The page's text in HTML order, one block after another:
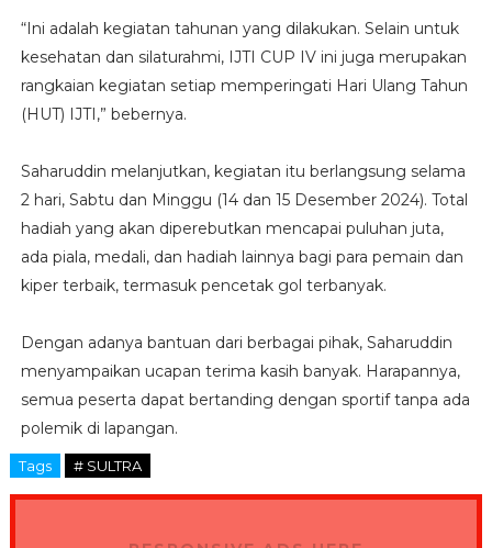
“Ini adalah kegiatan tahunan yang dilakukan. Selain untuk
kesehatan dan silaturahmi, IJTI CUP IV ini juga merupakan
rangkaian kegiatan setiap memperingati Hari Ulang Tahun
(HUT) IJTI,” bebernya.
Saharuddin melanjutkan, kegiatan itu berlangsung selama
2 hari, Sabtu dan Minggu (14 dan 15 Desember 2024). Total
hadiah yang akan diperebutkan mencapai puluhan juta,
ada piala, medali, dan hadiah lainnya bagi para pemain dan
kiper terbaik, termasuk pencetak gol terbanyak.
Dengan adanya bantuan dari berbagai pihak, Saharuddin
menyampaikan ucapan terima kasih banyak. Harapannya,
semua peserta dapat bertanding dengan sportif tanpa ada
polemik di lapangan.
Tags # SULTRA